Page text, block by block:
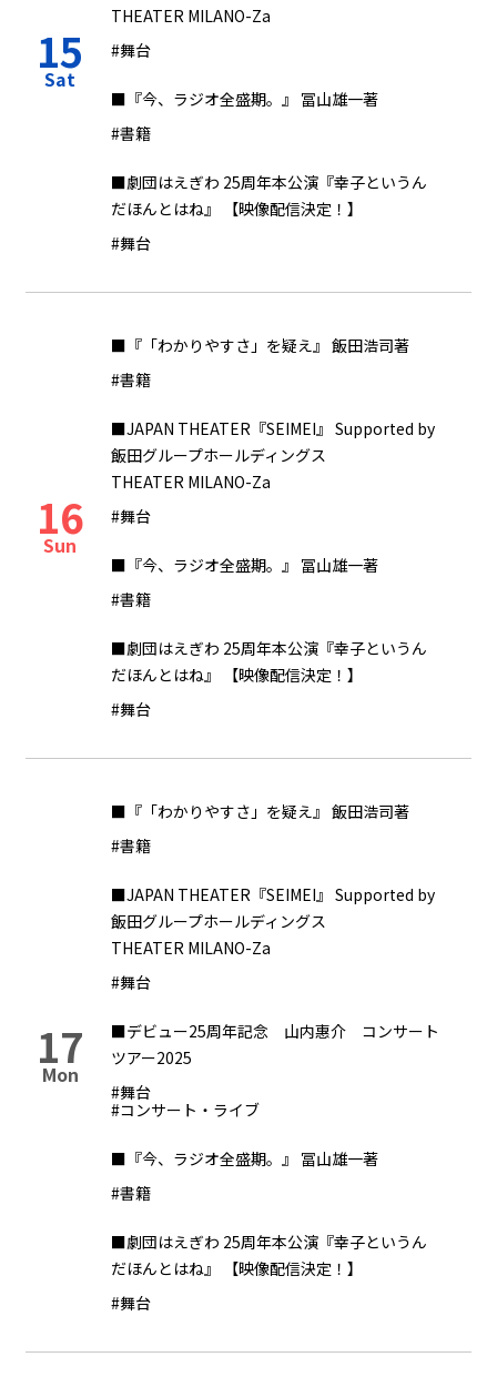
15
Sat
THEATER MILANO-Za
#舞台
■『今、ラジオ全盛期。』 冨山雄一著
#書籍
■劇団はえぎわ 25周年本公演『幸子というん
だほんとはね』 【映像配信決定！】
#舞台
16
Sun
■『「わかりやすさ」を疑え』 飯田浩司著
#書籍
■JAPAN THEATER『SEIMEI』 Supported by
飯田グループホールディングス
THEATER MILANO-Za
#舞台
■『今、ラジオ全盛期。』 冨山雄一著
#書籍
■劇団はえぎわ 25周年本公演『幸子というん
だほんとはね』 【映像配信決定！】
#舞台
17
Mon
■『「わかりやすさ」を疑え』 飯田浩司著
#書籍
■JAPAN THEATER『SEIMEI』 Supported by
飯田グループホールディングス
THEATER MILANO-Za
#舞台
■デビュー25周年記念 山内惠介 コンサート
ツアー2025
#舞台
#コンサート・ライブ
■『今、ラジオ全盛期。』 冨山雄一著
#書籍
■劇団はえぎわ 25周年本公演『幸子というん
だほんとはね』 【映像配信決定！】
#舞台